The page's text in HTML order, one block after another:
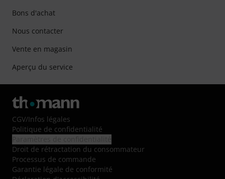
Bons d'achat
Nous contacter
Vente en magasin
Aperçu du service
CGV/Infos légales
Politique de confidentialité
Droit de rétractation du consommateur
Processus de commande
Garantie légale de conformité